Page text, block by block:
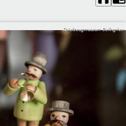
Spielzeugmuseum Beilngries